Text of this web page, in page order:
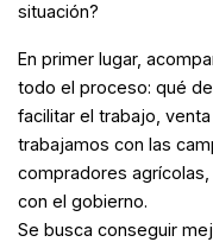
situación?
En primer lugar,
todo el proceso: qué
facilitar el trabajo,
trabajamos con las
compradores
con el gobierno.
Se busca conseguir